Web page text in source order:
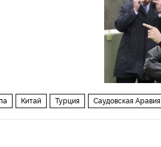
Китай Турция Саудовская Аравия